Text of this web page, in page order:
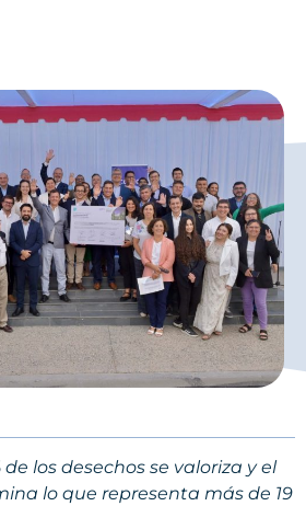
de los desechos se valoriza y el
lo que representa más de 19